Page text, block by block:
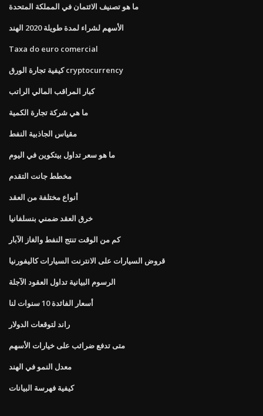
ما هو تصنيف الائتمان في المملكة المتحدة
الأسهم لشراء لمدة طويلة 2020 الهند
Taxa do euro comercial
كيفية تجارة الورق cryptocurrency
كبار المراقب المالي الراتب
ما هي شركة تجارة الكمية
مقياس الجاذبية النفط
ما هو سعر تداول بيتكوين في اليوم
مخطط جانت التقدم
أنواع مختلفة من العقد
خرق العقد ضمني بنسلفانيا
كم من الوقت تنتج النفط والغاز الآبار
قروض السيارات على الانترنت السيارات كاليفورنيا
الرسوم البيانية تداول العقود الآجلة
أسعار الفائدة 10 سنوات لنا
راند لتوقعات الدولار
متى تدفع ضرائب على خيارات الأسهم
معدل النمو في الهند
كيفية فهرسة البيانات